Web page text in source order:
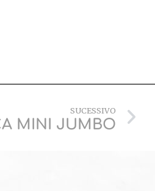
SUCESSIVO
MINI JUMBO